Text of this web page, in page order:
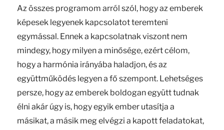
Az összes programom arról szól, hogy az emberek
képesek legyenek kapcsolatot teremteni
egymással. Ennek a kapcsolatnak viszont nem
mindegy, hogy milyen a minősége, ezért célom,
hogy a harmónia irányába haladjon, és az
együttműködés legyen a fő szempont. Lehetséges
persze, hogy az emberek boldogan együtt tudnak
élni akár úgy is, hogy egyik ember utasítja a
másikat, a másik meg elvégzi a kapott feladatokat,